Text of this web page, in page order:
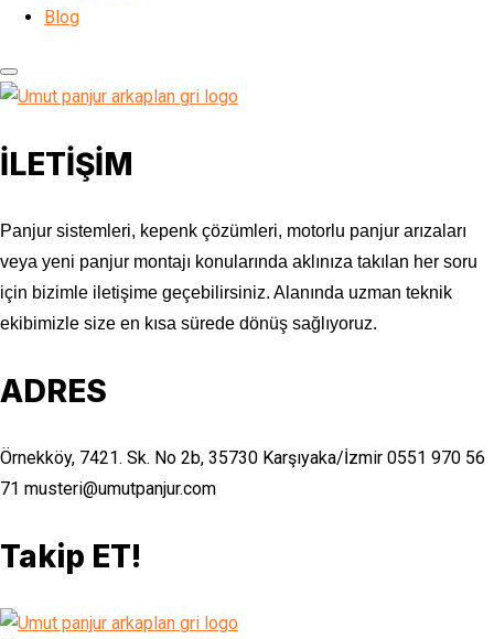
Blog
İLETİŞİM
Panjur sistemleri, kepenk çözümleri, motorlu panjur arızaları
veya yeni panjur montajı konularında aklınıza takılan her soru
için bizimle iletişime geçebilirsiniz. Alanında uzman teknik
ekibimizle size en kısa sürede dönüş sağlıyoruz.
ADRES
Örnekköy, 7421. Sk. No 2b, 35730 Karşıyaka/İzmir 0551 970 56
71 musteri@umutpanjur.com
Takip ET!